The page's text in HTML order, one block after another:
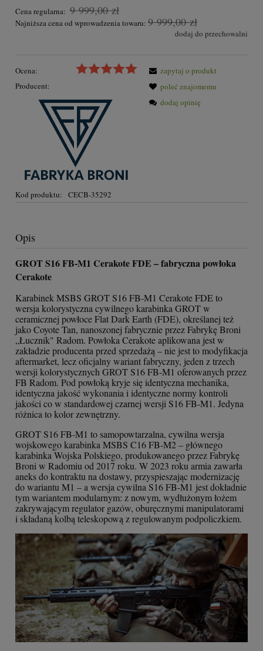
Cena regularna: 9 999,00 zł
Najniższa cena od wprowadzenia towaru: 9 999,00 zł
dodaj do przechowalni
Ocena:
Producent:
Kod produktu: CECB-35292
zapytaj o produkt
poleć znajomemu
dodaj opinię
Opis
GROT S16 FB-M1 Cerakote FDE – fabryczna powłoka
Cerakote
Karabinek MSBS GROT S16 FB-M1 Cerakote FDE to
wersja kolorystyczna cywilnego karabinka GROT w
ceramicznej powłoce Flat Dark Earth (FDE), określanej też
jako Coyote Tan, nanoszonej fabrycznie przez Fabrykę Broni
„Łucznik" Radom. Powłoka Cerakote aplikowana jest w
zakładzie producenta przed sprzedażą – nie jest to modyfikacja
aftermarket, lecz oficjalny wariant fabryczny, jeden z trzech
wersji kolorystycznych GROT S16 FB-M1 oferowanych przez
FB Radom. Pod powłoką kryje się identyczna mechanika,
identyczna jakość wykonania i identyczne normy kontroli
jakości co w standardowej czarnej wersji S16 FB-M1. Jedyna
różnica to kolor zewnętrzny.
GROT S16 FB-M1 to samopowtarzalna, cywilna wersja
wojskowego karabinka MSBS C16 FB-M2 – głównego
karabinka Wojska Polskiego, produkowanego przez Fabrykę
Broni w Radomiu od 2017 roku. W 2023 roku armia zawarła
aneks do kontraktu na dostawy, przyspieszając modernizację
do wariantu M1 – a wersja cywilna S16 FB-M1 jest dokładnie
tym wariantem modularnym: z nowym, wydłużonym łożem
zakrywającym regulator gazów, oburęcznymi manipulatorami
i składaną kolbą teleskopową z regulowanym podpoliczkiem.